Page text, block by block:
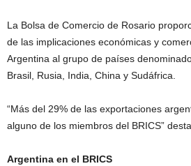
La Bolsa de Comercio de Rosario
de las implicaciones económicas y
Argentina al grupo de países
Brasil, Rusia, India, China y Sudáfrica.
“Más del 29% de las exportaciones
alguno de los miembros del BRICS”
Argentina en el BRICS